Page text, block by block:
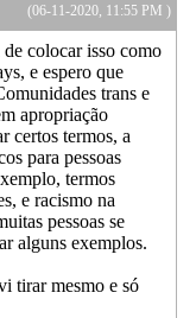
(06-11-2020, 11:55 PM )
colocar isso como
e espero que
trans e
apropriação
certos termos, a
para pessoas
termos
e racismo na
pessoas se
alguns exemplos.
tirar mesmo e só